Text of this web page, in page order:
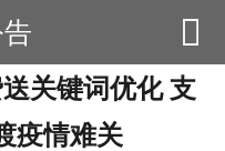
云产品
数据云查询

关键词优化 支
疫情难关